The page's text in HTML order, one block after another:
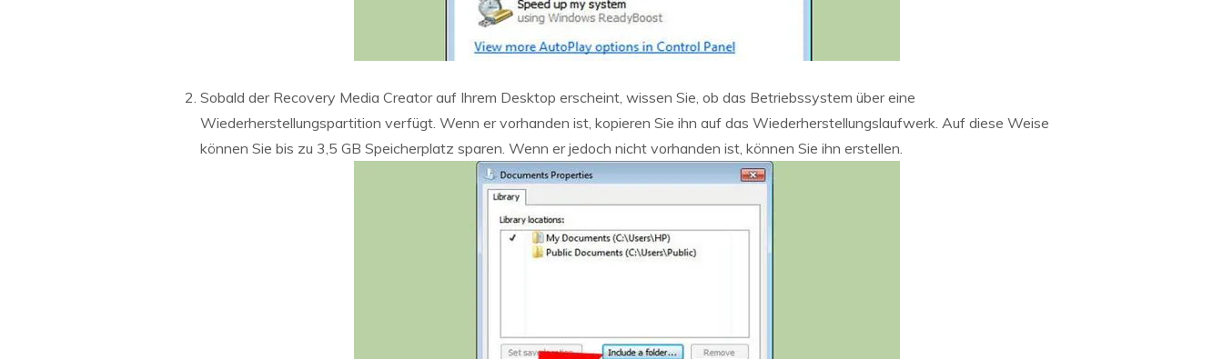
Sobald der Recovery Media Creator auf Ihrem Desktop erscheint, wissen Sie, ob das Betriebssystem über eine
Wiederherstellungspartition verfügt. Wenn er vorhanden ist, kopieren Sie ihn auf das Wiederherstellungslaufwerk. Auf diese Weise
können Sie bis zu 3,5 GB Speicherplatz sparen. Wenn er jedoch nicht vorhanden ist, können Sie ihn erstellen.